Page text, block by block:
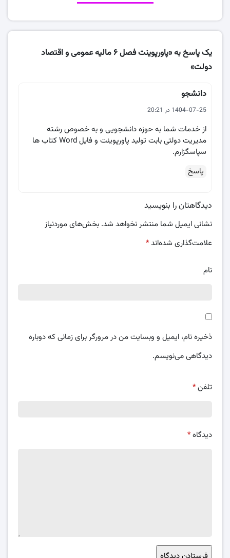
یک پاسخ به «پاورپوینت فصل 6 مالیه عمومی و اقتصاد
دولت»
دانشجو
1404-07-25 در 20:21
از خدمات شما به حوزه دانشجویی و به خصوص رشته
مدیریت دولتی بابت تولید پاورپوینت و فایل Word کتاب ها
سپاسگزارم.
پاسخ
دیدگاهتان را بنویسید
نشانی ایمیل شما منتشر نخواهد شد. بخش‌های موردنیاز
علامت‌گذاری شده‌اند*
نام
ذخیره نام، ایمیل و وبسایت من در مرورگر برای زمانی که دوباره
دیدگاهی می‌نویسم.
تلفن*
دیدگاه*